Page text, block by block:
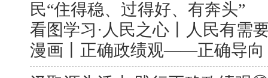
民“住得稳、过得好、有奔头”
看图学习·人民之心丨人民有需
漫画丨正确政绩观——正确导向